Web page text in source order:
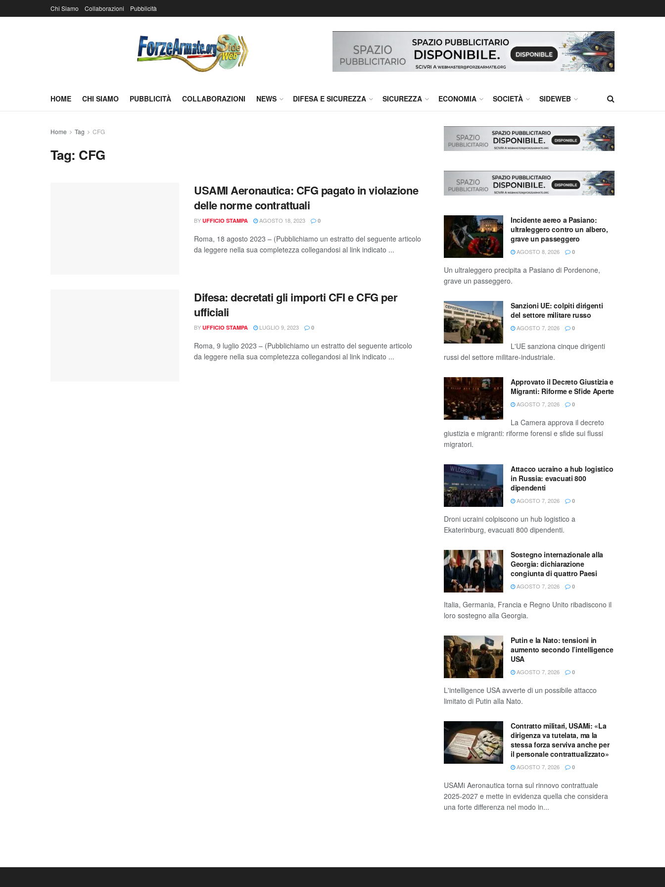
Chi Siamo Collaborazioni Pubblicità
HOME CHI SIAMO PUBBLICITÀ COLLABORAZIONI NEWS DIFESA E SICUREZZA SICUREZZA ECONOMIA SOCIETÀ SIDEWEB
Home Tag CFG
Tag: CFG
USAMI Aeronautica: CFG pagato in violazione
delle norme contrattuali
BY UFFICIO STAMPA AGOSTO 18, 2023 0
Roma, 18 agosto 2023 – (Pubblichiamo un estratto del seguente articolo
da leggere nella sua completezza collegandosi al link indicato ...
Difesa: decretati gli importi CFI e CFG per
ufficiali
BY UFFICIO STAMPA LUGLIO 9, 2023 0
Roma, 9 luglio 2023 – (Pubblichiamo un estratto del seguente articolo
da leggere nella sua completezza collegandosi al link indicato ...
Incidente aereo a Pasiano:
ultraleggero contro un albero,
grave un passeggero
AGOSTO 8, 2026 0
Un ultraleggero precipita a Pasiano di Pordenone,
grave un passeggero.
Sanzioni UE: colpiti dirigenti
del settore militare russo
AGOSTO 7, 2026 0
L'UE sanziona cinque dirigenti
russi del settore militare-industriale.
Approvato il Decreto Giustizia e
Migranti: Riforme e Sfide Aperte
AGOSTO 7, 2026 0
La Camera approva il decreto
giustizia e migranti: riforme forensi e sfide sui flussi
migratori.
Attacco ucraino a hub logistico
in Russia: evacuati 800
dipendenti
AGOSTO 7, 2026 0
Droni ucraini colpiscono un hub logistico a
Ekaterinburg, evacuati 800 dipendenti.
Sostegno internazionale alla
Georgia: dichiarazione
congiunta di quattro Paesi
AGOSTO 7, 2026 0
Italia, Germania, Francia e Regno Unito ribadiscono il
loro sostegno alla Georgia.
Putin e la Nato: tensioni in
aumento secondo l’intelligence
USA
AGOSTO 7, 2026 0
L'intelligence USA avverte di un possibile attacco
limitato di Putin alla Nato.
Contratto militari, USAMi: «La
dirigenza va tutelata, ma la
stessa forza serviva anche per
il personale contrattualizzato»
AGOSTO 7, 2026 0
USAMi Aeronautica torna sul rinnovo contrattuale
2025-2027 e mette in evidenza quella che considera
una forte differenza nel modo in...